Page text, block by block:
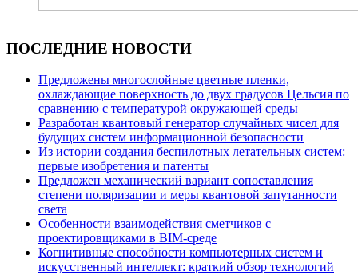
ПОСЛЕДНИЕ НОВОСТИ
Предложены многослойные цветные пленки,
охлаждающие поверхность до двух градусов Цельсия по
сравнению с температурой окружающей среды
Разработан квантовый генератор случайных чисел для
будущих систем информационной безопасности
Из истории создания беспилотных летательных систем:
первые изобретения и патенты
Предложен механический вариант сопоставления
степени поляризации и меры квантовой запутанности
света
Особенности взаимодействия сметчиков с
проектировщиками в BIM-среде
Когнитивные способности компьютерных систем и
искусственный интеллект: краткий обзор технологий